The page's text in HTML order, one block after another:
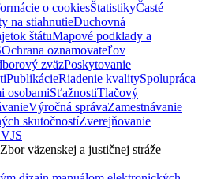
o cookiesŠtatistikyČasté
na stiahnutieDuchovná
štátuMapové podklady a
Ochrana oznamovateľov
zväzPoskytovanie
PublikácieRiadenie kvalitySpolupráca
osobamiSťažnostiTlačový
Výročná správaZamestnávanie
skutočnostíZverejňovanie
väzenskej a justičnej stráže